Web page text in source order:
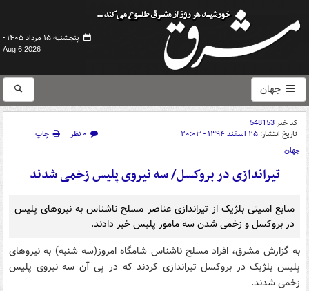
پنجشنبه ۱۵ مرداد ۱۴۰۵ -
Aug 6 2026
جهان
کد خبر548153
تاریخ انتشار: ۲۵ اسفند ۱۳۹۴ - ۲۰:۰۳ ۰ نظر
چاپ
جهان
تیراندازی در بروکسل/ سه نیروی پلیس زخمی شدند
منابع امنیتی بلژیک از تیراندازی عناصر مسلح ناشناس به نیروهای پلیس
در بروکسل و زخمی شدن سه مامور پلیس خبر دادند.
به گزارش مشرق، افراد مسلح ناشناس شامگاه امروز(سه شنبه) به نیروهای
پلیس بلژیک در بروکسل تیراندازی کردند که در پی آن سه نیروی پلیس
زخمی شدند.